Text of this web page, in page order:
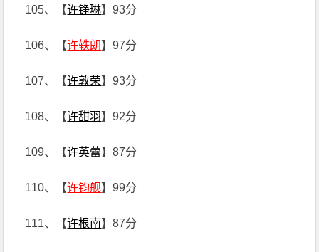
105、【许铮琳】93分
106、【许轶朗】97分
107、【许敦荣】93分
108、【许甜羽】92分
109、【许英蕾】87分
110、【许钧舰】99分
111、【许根南】87分